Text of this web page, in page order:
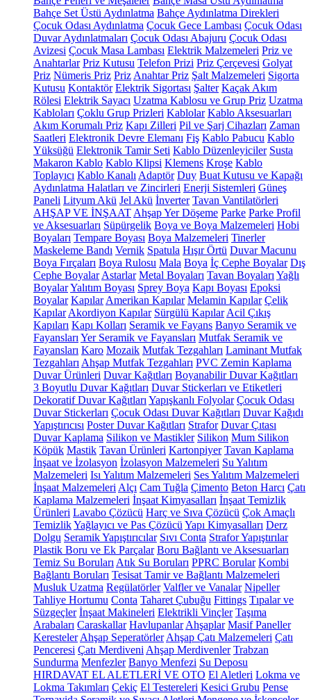
Bahçe Set Üstü Aydınlatma Bahçe Aydınlatma Direkleri
Çocuk Odası Aydınlatma Çocuk Gece Lambası Çocuk Odası
Duvar Aydınlatmaları Çocuk Odası Abajuru Çocuk Odası
Avizesi Çocuk Masa Lambası Elektrik Malzemeleri Priz ve
Anahtarlar Priz Kutusu Telefon Prizi Priz Çerçevesi Golyat
Priz Nümeris Priz Priz Anahtar Priz Şalt Malzemeleri Sigorta
Kutusu Kontaktör Elektrik Sigortası Şalter Kaçak Akım
Rölesi Elektrik Sayacı Uzatma Kablosu ve Grup Priz Uzatma
Kabloları Çoklu Grup Prizleri Kablolar Kablo Aksesuarları
Akım Korumalı Priz Kapı Zilleri Pil ve Şarj Cihazları Zaman
Saatleri Elektronik Devre Elemanı Fiş Kablo Pabucu Kablo
Yüksüğü Elektronik Tamir Seti Kablo Düzenleyiciler Susta
Makaron Kablo Kablo Klipsi Klemens Kroşe Kablo
Toplayıcı Kablo Kanalı Adaptör Duy Buat Kutusu ve Kapağı
Aydınlatma Halatları ve Zincirleri Enerji Sistemleri Güneş
Paneli Lityum Akü Jel Akü İnverter Tavan Vantilatörleri
AHŞAP VE İNŞAAT Ahşap Yer Döşeme Parke Parke Profil
ve Aksesuarları Süpürgelik Boya ve Boya Malzemeleri Hobi
Boyaları Tempare Boyası Boya Malzemeleri Tinerler
Maskeleme Bandı Vernik Spatula Hışır Örtü Duvar Macunu
Boya Fırçaları Boya Rulosu Mala Boya İç Cephe Boyalar Dış
Cephe Boyalar Astarlar Metal Boyaları Tavan Boyaları Yağlı
BoyalarYalıtım Boyası Sprey Boya Kapı Boyası Epoksi
Boyalar Kapılar Amerikan Kapılar Melamin Kapılar Çelik
Kapılar Akordiyon Kapılar Sürgülü Kapılar Acil Çıkış
Kapıları Kapı Kolları Seramik ve Fayans Banyo Seramik ve
Fayansları Yer Seramik ve Fayansları Mutfak Seramik ve
Fayansları Karo Mozaik Mutfak Tezgahları Laminant Mutfak
Tezgahları Ahşap Mutfak Tezgahları PVC Zemin Kaplama
Duvar Ürünleri Duvar Kağıtları Boyanabilir Duvar Kağıtları
3 Boyutlu Duvar Kağıtları Duvar Stickerları ve Etiketleri
Dekoratif Duvar Kağıtları Yapışkanlı Folyolar Çocuk Odası
Duvar Stickerları Çocuk Odası Duvar Kağıtları Duvar Kağıdı
Yapıştırıcısı Poster Duvar Kağıtları Strafor Duvar Çıtası
Duvar Kaplama Silikon ve Mastikler Silikon Mum Silikon
Köpük Mastik Tavan Ürünleri Kartonpiyer Tavan Kaplama
İnşaat ve İzolasyon İzolasyon Malzemeleri Su Yalıtım
Malzemeleri Isı Yalıtım Malzemeleri Ses Yalıtım Malzemeleri
İnşaat Malzemeleri Alçı Cam Tuğla Çimento Beton Harcı Çatı
Kaplama Malzemeleri İnşaat Kimyasalları İnşaat Temizlik
Ürünleri Lavabo Çözücü Harç ve Sıva Çözücü Çok Amaçlı
TemizlikYağlayıcı ve Pas Çözücü Yapı Kimyasalları Derz
Dolgu Seramik Yapıştırıcılar Sıvı Conta Strafor Yapıştırılar
Plastik Boru ve Ek Parçalar Boru Bağlantı ve Aksesuarları
Temiz Su Boruları Atık Su Boruları PPRC Borular Kombi
Bağlantı Boruları Tesisat Tamir ve Bağlantı Malzemeleri
Musluk Uzatma Regülatörler Valfler ve Vanalar Nipeller
Tahliye Hortumu Conta Taharet Çubuğu Fittings Tıpalar ve
Süzgeçler İnşaat Makineleri Elektrikli Vinçler Taşıma
Arabaları Caraskallar Havlupanlar Ahşaplar Masif Paneller
Keresteler Ahşap Seperatörler Ahşap Çatı Malzemeleri Çatı
Penceresi Çatı Merdiveni Ahşap Merdivenler Trabzan
Sundurma Menfezler Banyo Menfezi Su Deposu
HIRDAVAT EL ALETLERİ VE OTO El Aletleri Lokma ve
Lokma Takımları Çekiç El Testereleri Kesici Grubu Pense